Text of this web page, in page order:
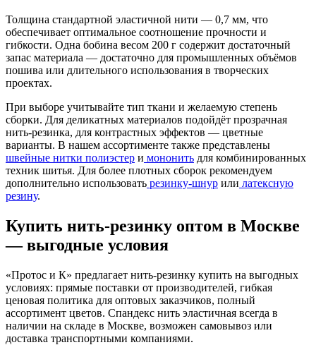
Толщина стандартной эластичной нити — 0,7 мм, что
обеспечивает оптимальное соотношение прочности и
гибкости. Одна бобина весом 200 г содержит достаточный
запас материала — достаточно для промышленных объёмов
пошива или длительного использования в творческих
проектах.
При выборе учитывайте тип ткани и желаемую степень
сборки. Для деликатных материалов подойдёт прозрачная
нить-резинка, для контрастных эффектов — цветные
варианты. В нашем ассортименте также представлены
швейные нитки полиэстер и мононить для комбинированных
техник шитья. Для более плотных сборок рекомендуем
дополнительно использовать резинку-шнур или латексную
резину.
Купить нить-резинку оптом в Москве
— выгодные условия
«Протос и К» предлагает нить-резинку купить на выгодных
условиях: прямые поставки от производителей, гибкая
ценовая политика для оптовых заказчиков, полный
ассортимент цветов. Спандекс нить эластичная всегда в
наличии на складе в Москве, возможен самовывоз или
доставка транспортными компаниями.